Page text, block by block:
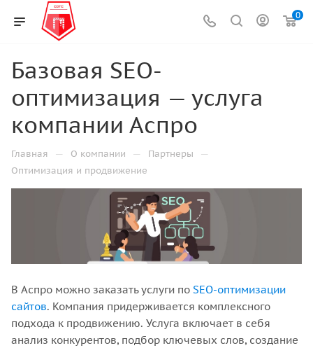
0
Базовая SEO-
оптимизация — услуга
компании Аспро
Главная — О компании — Партнеры —
Оптимизация и продвижение
В Аспро можно заказать услуги по SEO-оптимизации
сайтов. Компания придерживается комплексного
подхода к продвижению. Услуга включает в себя
анализ конкурентов, подбор ключевых слов, создание